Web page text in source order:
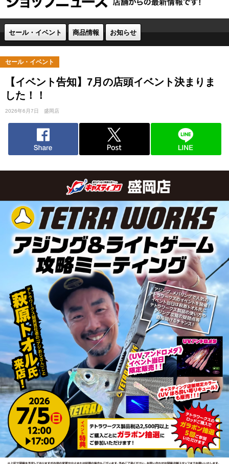
セール・イベント 商品情報 お知らせ
セール・イベント
【イベント告知】7月の店頭イベント決まりま
した！！
2026年6月7日 盛岡店